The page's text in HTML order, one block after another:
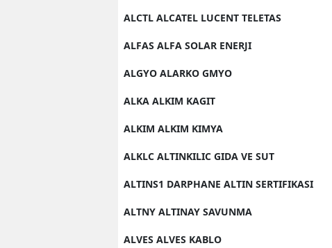
ALCTL ALCATEL LUCENT TELETAS
ALFAS ALFA SOLAR ENERJI
ALGYO ALARKO GMYO
ALKA ALKIM KAGIT
ALKIM ALKIM KIMYA
ALKLC ALTINKILIC GIDA VE SUT
ALTINS1 DARPHANE ALTIN SERTIFIKASI
ALTNY ALTINAY SAVUNMA
ALVES ALVES KABLO